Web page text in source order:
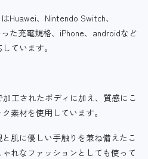
Huawei、Nintendo Switch、
た充電規格、iPhone、androidなど
ています。
工されたボディに加え、質感にこ
素材を使用しています。
肌に優しい手触りを兼ね備えたこ
れなファッションとしても使って